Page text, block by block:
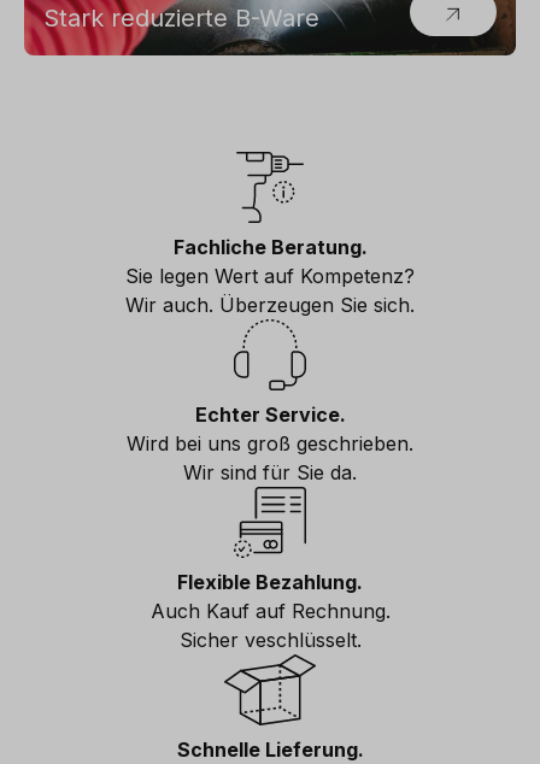
Stark reduzierte B-Ware
Fachliche Beratung.
Sie legen Wert auf Kompetenz?
Wir auch. Überzeugen Sie sich.
Echter Service.
Wird bei uns groß geschrieben.
Wir sind für Sie da.
Flexible Bezahlung.
Auch Kauf auf Rechnung.
Sicher veschlüsselt.
Schnelle Lieferung.